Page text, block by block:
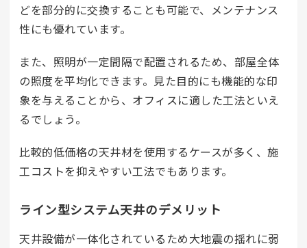
どを部分的に交換することも可能で、メンテナンス
性にも優れています。
また、照明が一定間隔で配置されるため、部屋全体
の照度を平均化できます。見た目的にも機能的な印
象を与えることから、オフィスに適した工法といえ
るでしょう。
比較的低価格の天井材を使用するケースが多く、施
工コストを抑えやすい工法でもあります。
ライン型システム天井のデメリット
天井設備が一体化されているため大地震の揺れに弱